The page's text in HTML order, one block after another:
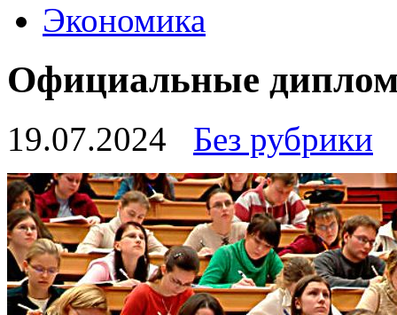
Экономика
Официальные
19.07.2024 Без рубрики